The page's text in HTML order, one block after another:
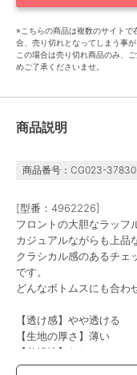
ポンポネットジュニア
シャツ×インナーTシャ
ツセット
¥17,600 新着
【PEANUTS】フードペ
プラムシャツ×【接触冷
感】Tシャツ
¥ 17,600
SALE
※こちらの商品は複数のサイトで
合、売り切れとなってしまう事が
この場合は売り切れ商品のみ、
めご了承くださいませ。
商品説明
商品番号：CG023-37830
[型番：4962226]
フロントの大胆なラッフ
カジュアルながらも上品
クラシカル感のあるチェ
です。
どんなボトムスにも合わ
【透け感】やや透ける
【生地の厚さ】薄い
【伸縮性】なし
【裏地】なし